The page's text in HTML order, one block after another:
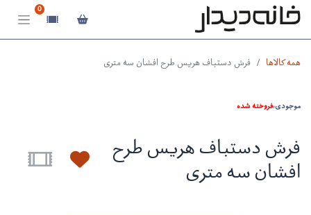
0
همه کالاها فرش دستباف هریس طرح افشان سه متری
موجودی:فروخته شده
فرش دستباف هریس طرح
افشان سه متری